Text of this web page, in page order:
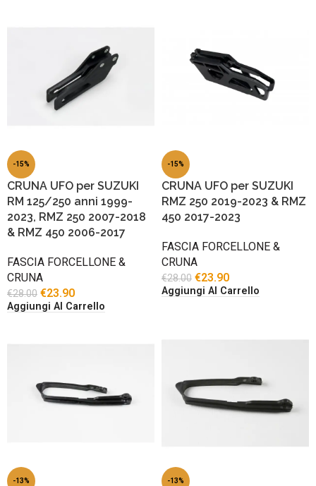
-15%
CRUNA UFO per SUZUKI
RM 125/250 anni 1999-
2023, RMZ 250 2007-2018
& RMZ 450 2006-2017
FASCIA FORCELLONE &
CRUNA
€28.00 €23.90
Aggiungi Al Carrello
-15%
CRUNA UFO per SUZUKI
RMZ 250 2019-2023 & RMZ
450 2017-2023
FASCIA FORCELLONE &
CRUNA
€28.00 €23.90
Aggiungi Al Carrello
-13% -13%